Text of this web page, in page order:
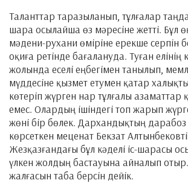
Таланттар таразыланып, тұлғалар
шара осылайша өз мәресіне жетті. Бұл
мәдени-рухани өміріне ерекше серпін
оқиға ретінде бағалануда. Туған
жолында еселі еңбегімен танылып,
мүддесіне қызмет етумен қатар
көтеріп жүрген нар тұлғалы
емес. Олардың ішіндегі топ жарып
жөні бір бөлек. Дархандықтың дарабоз
көрсеткен меценат Бекзат
Жезқазғандағы бұл кәделі іс-шарасы
үлкен жолдың бастауына айналып отыр.
жалғасын таба берсін дейік.